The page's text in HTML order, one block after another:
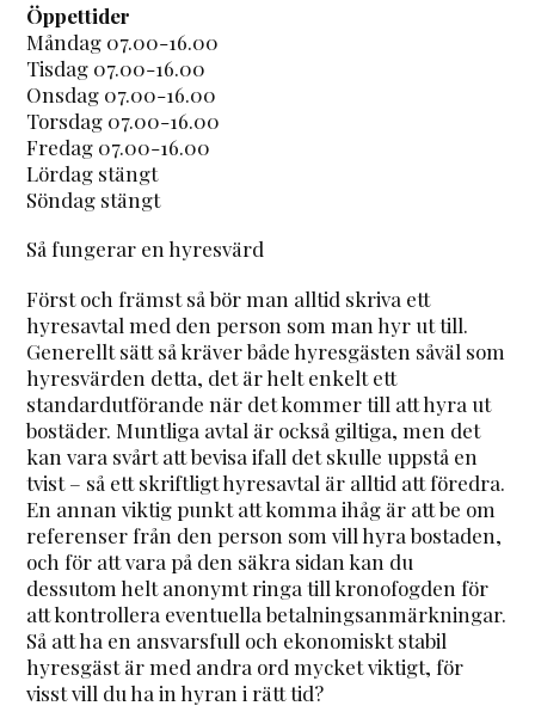
Öppettider
Måndag 07.00-16.00
Tisdag 07.00-16.00
Onsdag 07.00-16.00
Torsdag 07.00-16.00
Fredag 07.00-16.00
Lördag stängt
Söndag stängt
Så fungerar en hyresvärd
Först och främst så bör man alltid skriva ett
hyresavtal med den person som man hyr ut till.
Generellt sätt så kräver både hyresgästen såväl som
hyresvärden detta, det är helt enkelt ett
standardutförande när det kommer till att hyra ut
bostäder. Muntliga avtal är också giltiga, men det
kan vara svårt att bevisa ifall det skulle uppstå en
tvist – så ett skriftligt hyresavtal är alltid att föredra.
En annan viktig punkt att komma ihåg är att be om
referenser från den person som vill hyra bostaden,
och för att vara på den säkra sidan kan du
dessutom helt anonymt ringa till kronofogden för
att kontrollera eventuella betalningsanmärkningar.
Så att ha en ansvarsfull och ekonomiskt stabil
hyresgäst är med andra ord mycket viktigt, för
visst vill du ha in hyran i rätt tid?